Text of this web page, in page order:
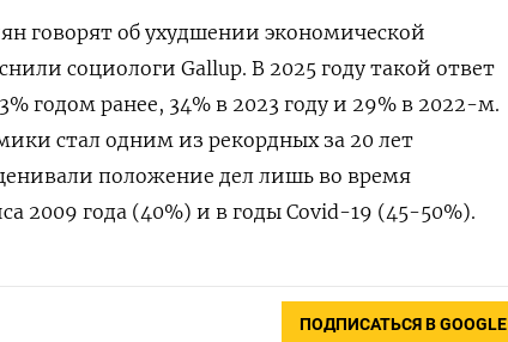
говорят об ухудшении экономической
социологи Gallup. В 2025 году такой ответ
годом ранее, 34% в 2023 году и 29% в 2022-м.
стал одним из рекордных за 20 лет
положение дел лишь во время
2009 года (40%) и в годы Covid-19 (45-50%).
ПОДПИСАТЬСЯ В GOOGLE